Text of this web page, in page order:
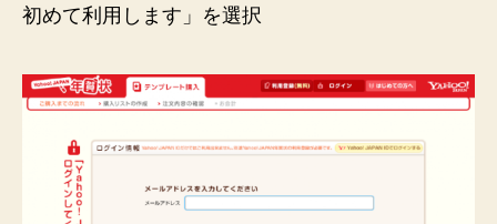
初めて利用します」を選択